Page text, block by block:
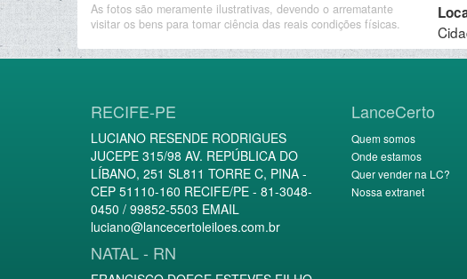
As fotos são meramente ilustrativas, devendo o arrematante
visitar os bens para tomar ciência das reais condições físicas.
RECIFE-PE
LUCIANO RESENDE RODRIGUES
JUCEPE 315/98 AV. REPÚBLICA DO
LÍBANO, 251 SL811 TORRE C, PINA -
CEP 51110-160 RECIFE/PE - 81-3048-
0450 / 99852-5503 EMAIL
luciano@lancecertoleiloes.com.br
NATAL - RN
LanceCerto
Quem somos
Onde estamos
Quer vender na LC?
Nossa extranet